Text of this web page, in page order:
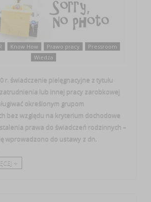
Know How Prawo pracy
Pressroom
Wiedza
r. świadczenie pielęgnacyjne z tytułu
lub innej pracy zarobkowej
określonym grupom
bez względu na kryterium dochodowe
prawa do świadczeń rodzinnych –
wprowadzono do ustawy z dn.
+